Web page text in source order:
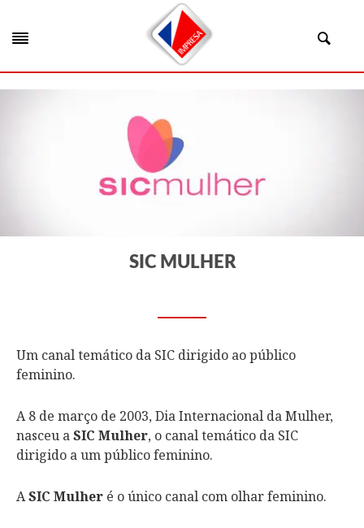
SIC MULHER
Um canal temático da SIC dirigido ao público
feminino.
A 8 de março de 2003, Dia Internacional da Mulher,
nasceu aSIC Mulher, o canal temático da SIC
dirigido a um público feminino.
ASIC Mulher é o único canal com olhar feminino.